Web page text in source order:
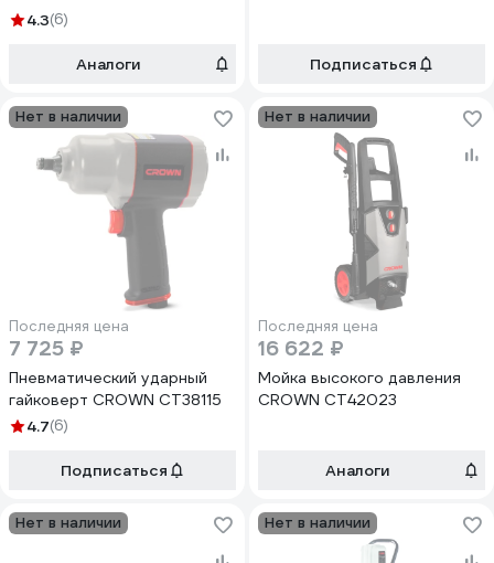
4.3(6)
Аналоги Подписаться
Нет в наличии
Последняя цена
7 725 ₽
Пневматический ударный
гайковерт CROWN СТ38115
4.7(6)
Подписаться
Нет в наличии
Последняя цена
16 622 ₽
Мойка высокого давления
CROWN CT42023
Аналоги
Нет в наличии Нет в наличии